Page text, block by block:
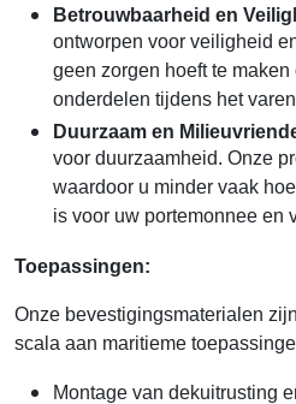
Betrouwbaarheid en
ontworpen voor veiligheid
geen zorgen hoeft te
onderdelen tijdens het
Duurzaam en
voor duurzaamheid. Onze
waardoor u minder vaak
is voor uw portemonnee en
Toepassingen:
Onze bevestigingsmaterialen
scala aan maritieme
Montage van dekuitrusting